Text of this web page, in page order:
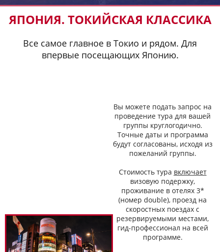
ЯПОНИЯ. ТОКИЙСКАЯ КЛАССИКА
Все самое главное в Токио и рядом. Для
впервые посещающих Японию.
Вы можете подать запрос на
проведение тура для вашей
группы круглогодично.
Точные даты и программа
будут согласованы, исходя из
пожеланий группы.
Стоимость тура включает
визовую подержку,
проживание в отелях 3*
(номер double), проезд на
скоростных поездах с
резервируемыми местами,
гид-профессионал на всей
программе.